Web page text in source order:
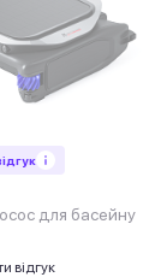
для басейну
відгук